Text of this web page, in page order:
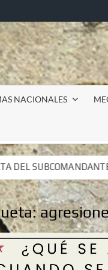
NACIONALES
MOISÉS A LUIS
MOISÉS A LUIS